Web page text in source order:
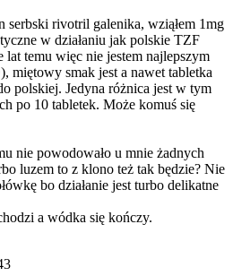
serbski rivotril galenika, wziąłem 1mg
w działaniu jak polskie TZF
lat temu więc nie jestem najlepszym
miętowy smak jest a nawet tabletka
polskiej. Jedyna różnica jest w tym
po 10 tabletek. Może komuś się
nie powodowało u mnie żadnych
luzem to z klono też tak będzie? Nie
bo działanie jest turbo delikatne
a wódka się kończy.